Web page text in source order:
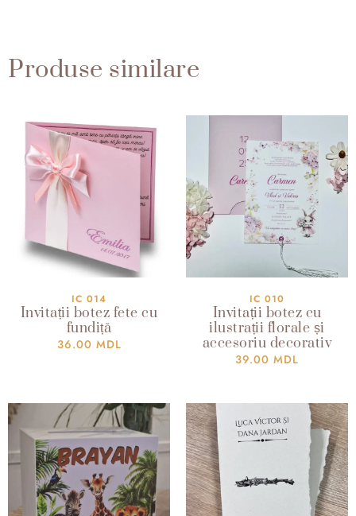
Produse similare
IC 014
Invitații botez fete cu
fundiță
36.00 MDL
IC 010
Invitații botez cu
ilustrații florale și
accesoriu decorativ
39.00 MDL